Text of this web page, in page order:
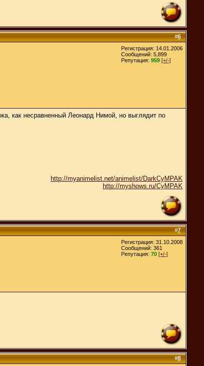
#6
Регистрация: 14.01.2006
Сообщений: 5,899
Репутация: 959 [+/-]
как несравненный Леонард Нимой, но выглядит по
http://myanimelist.net/animelist/DarkCyMPAK
http://myshows.ru/CyMPAK
#7
Регистрация: 31.10.2008
Сообщений: 361
Репутация: 70 [+/-]
#8